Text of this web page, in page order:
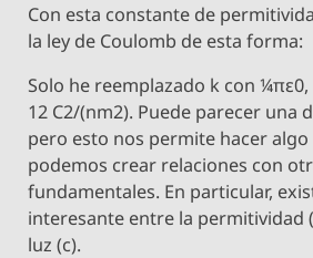
Con esta constante de
la ley de Coulomb de esta forma:
Solo he reemplazado k con ¼πε0,
12 C2/(nm2). Puede parecer una
pero esto nos permite hacer
podemos crear relaciones con
fundamentales. En particular,
interesante entre la permitividad
luz (c).